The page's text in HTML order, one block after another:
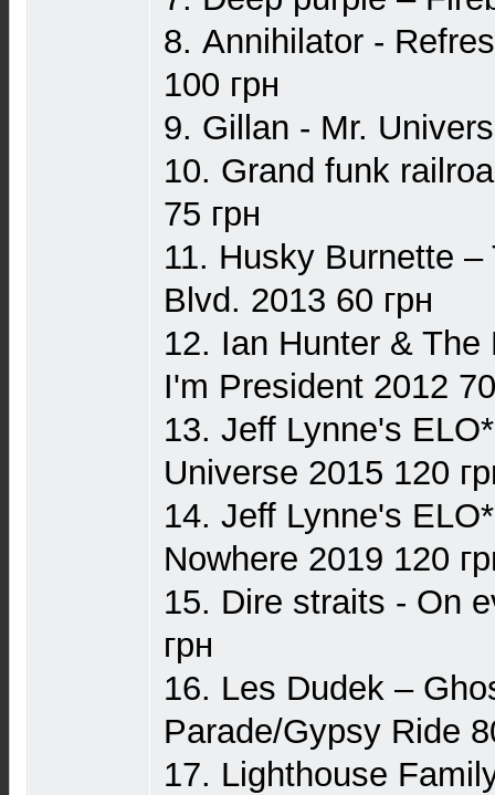
8. Annihilator -
100 грн
9. Gillan - Mr.
10. Grand funk
75 грн
11. Husky Burnette
Blvd. 2013 60 грн
12. Ian Hunter &
I'm President 2012
13. Jeff Lynne's
Universe 2015 120
14. Jeff Lynne's
Nowhere 2019 120
15. Dire straits - On
грн
16. Les Dudek –
Parade/Gypsy Ride
17. Lighthouse